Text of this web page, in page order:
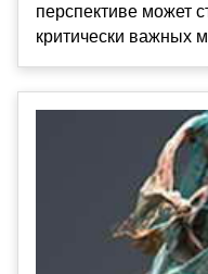
перспективе может
критически важных